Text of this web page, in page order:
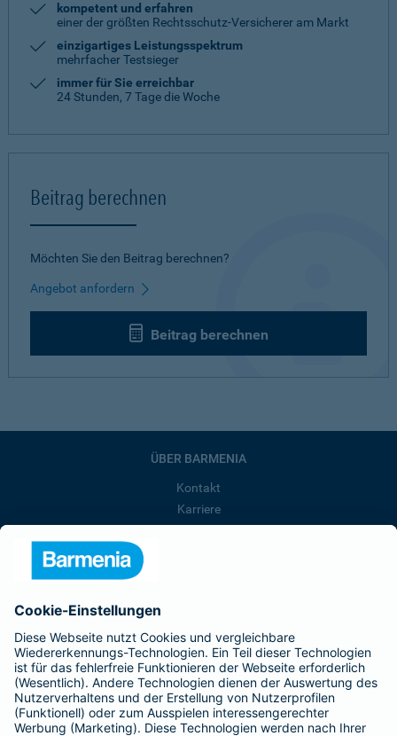
kompetent und erfahren
einer der größten Rechtsschutz-Versicherer am Markt
einzigartiges Leistungsspektrum
mehrfacher Testsieger
immer für Sie erreichbar
24 Stunden, 7 Tage die Woche
Beitrag berechnen
Möchten Sie den Beitrag berechnen?
Angebot anfordern
Beitrag berechnen
ÜBER BARMENIA
Kontakt
Karriere
Barmenia ist Teil der BarmeniaGothaer
BELIEBTE SEITEN
Kranken-Zusatzversicherung
Tierversicherungen
Haftpflichtversicherung